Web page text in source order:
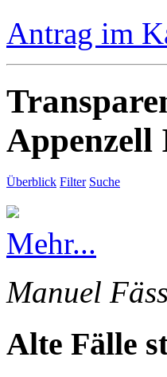
Antrag im
Appenzell
Überblick Filter Suche
Mehr...
Manuel
Alte Fälle